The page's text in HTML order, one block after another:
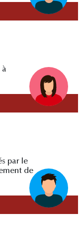
à
par le
de